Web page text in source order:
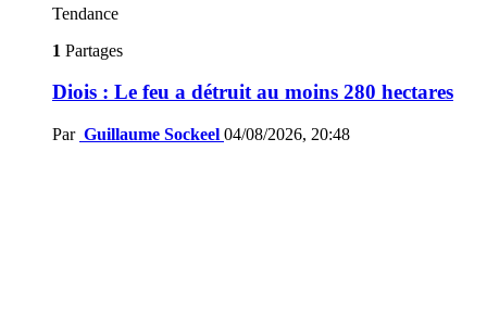
Tendance
1 Partages
Diois : Le feu a détruit au moins 280 hectares
Par Guillaume Sockeel 04/08/2026, 20:48